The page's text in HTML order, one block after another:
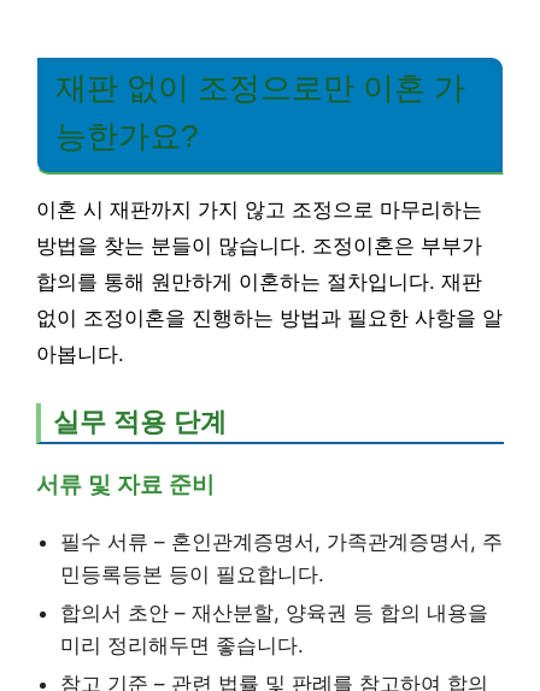
재판 없이 조정으로만 이혼 가
능한가요?
이혼 시 재판까지 가지 않고 조정으로 마무리하는
방법을 찾는 분들이 많습니다. 조정이혼은 부부가
합의를 통해 원만하게 이혼하는 절차입니다. 재판
없이 조정이혼을 진행하는 방법과 필요한 사항을 알
아봅니다.
실무 적용 단계
서류 및 자료 준비
필수 서류 – 혼인관계증명서, 가족관계증명서, 주
민등록등본 등이 필요합니다.
합의서 초안 – 재산분할, 양육권 등 합의 내용을
미리 정리해두면 좋습니다.
참고 기준 – 관련 법률 및 판례를 참고하여 합의